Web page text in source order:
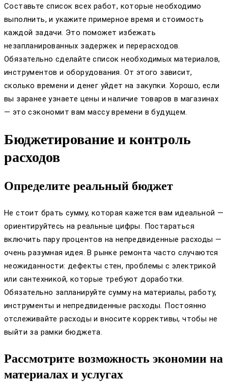
Составьте список всех работ, которые необходимо
выполнить, и укажите примерное время и стоимость
каждой задачи. Это поможет избежать
незапланированных задержек и перерасходов.
Обязательно сделайте список необходимых материалов,
инструментов и оборудования. От этого зависит,
сколько времени и денег уйдет на закупки. Хорошо, если
вы заранее узнаете цены и наличие товаров в магазинах
— это сэкономит вам массу времени в будущем.
Бюджетирование и контроль
расходов
Определите реальный бюджет
Не стоит брать сумму, которая кажется вам идеальной —
ориентируйтесь на реальные цифры. Постараться
включить пару процентов на непредвиденные расходы —
очень разумная идея. В рынке ремонта часто случаются
неожиданности: дефекты стен, проблемы с электрикой
или сантехникой, которые требуют доработки.
Обязательно запланируйте сумму на материалы, работу,
инструменты и непредвиденные расходы. Постоянно
отслеживайте расходы и вносите коррективы, чтобы не
выйти за рамки бюджета.
Рассмотрите возможность экономии на
материалах и услугах